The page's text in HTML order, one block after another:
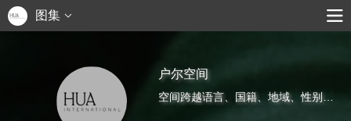
图集
户尔空间
空间跨越语言、国籍、地域、性别，语境的界限，致力于发掘全球有独特才华的青年艺术家。以开放性的态度与艺术家共同成长，实验艺术创作实践，助力艺术家职业生涯的长远发展。